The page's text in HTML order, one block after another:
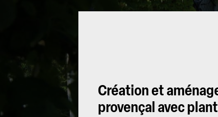
Création et
provençal avec